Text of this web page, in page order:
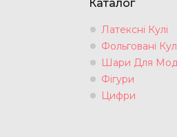
Каталог
Латексні Кулі
Фольговані
Шари Для
Фігури
Цифри